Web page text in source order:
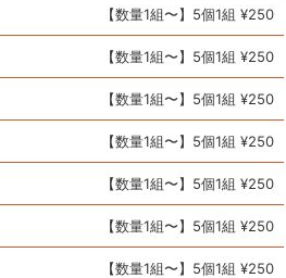
【数量1組〜】5個1組 ¥250
【数量1組〜】5個1組 ¥250
【数量1組〜】5個1組 ¥250
【数量1組〜】5個1組 ¥250
【数量1組〜】5個1組 ¥250
【数量1組〜】5個1組 ¥250
【数量1組〜】5個1組 ¥250